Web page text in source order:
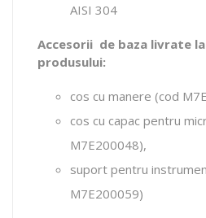
AISI 304
Accesorii de baza livrate
produsului:
cos cu manere (cod
cos cu capac pentru
M7E200048),
suport pentru
M7E200059)